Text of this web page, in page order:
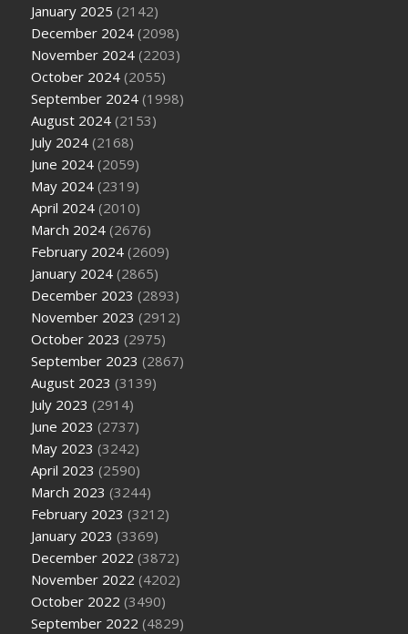
January 2025 (2142)
December 2024 (2098)
November 2024 (2203)
October 2024 (2055)
September 2024 (1998)
August 2024 (2153)
July 2024 (2168)
June 2024 (2059)
May 2024 (2319)
April 2024 (2010)
March 2024 (2676)
February 2024 (2609)
January 2024 (2865)
December 2023 (2893)
November 2023 (2912)
October 2023 (2975)
September 2023 (2867)
August 2023 (3139)
July 2023 (2914)
June 2023 (2737)
May 2023 (3242)
April 2023 (2590)
March 2023 (3244)
February 2023 (3212)
January 2023 (3369)
December 2022 (3872)
November 2022 (4202)
October 2022 (3490)
September 2022 (4829)